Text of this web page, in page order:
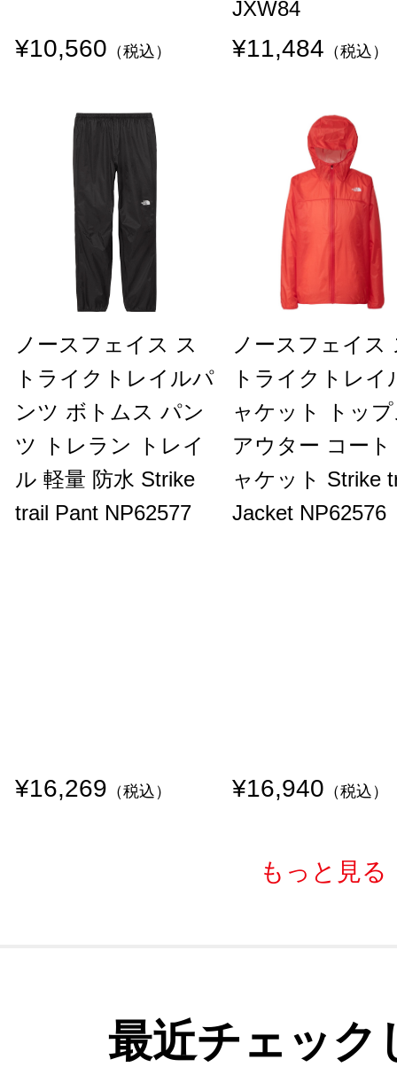
¥10,560 （税込）
JXW84
¥11,484 （税込）
ノースフェイス ス
トライクトレイルパ
ンツ ボトムス パン
ツ トレラン トレイ
ル 軽量 防水 Strike
trail Pant NP62577
¥16,269 （税込）
ノースフェイス
トライクトレイ
ャケット トッ
アウター コート
ャケット Strike
Jacket NP62576
¥16,940 （税込）
もっと見る
最近チェック